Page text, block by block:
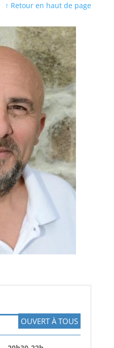
↑ Retour en haut de page
OUVERT À TOUS